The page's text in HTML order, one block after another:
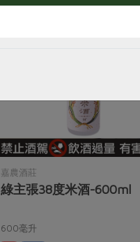
嘉農酒莊
綠主張38度米酒-600ml
600毫升